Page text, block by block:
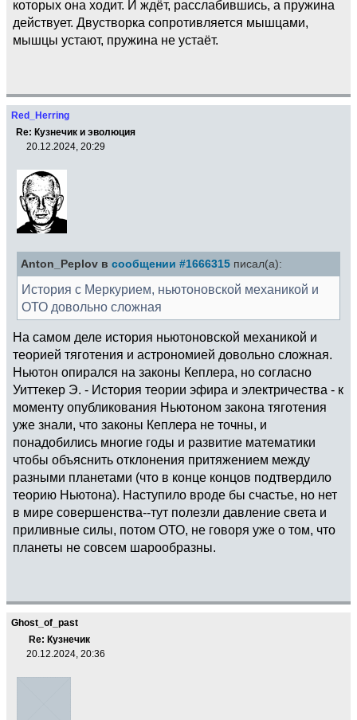
которых она ходит. И ждёт, расслабившись, а пружина
действует. Двустворка сопротивляется мышцами,
мышцы устают, пружина не устаёт.
Red_Herring
Re: Кузнечик и эволюция
20.12.2024, 20:29
Anton_Peplov в сообщении #1666315 писал(а):
История с Меркурием, ньютоновской механикой и
ОТО довольно сложная
На самом деле история ньютоновской механикой и
теорией тяготения и астрономией довольно сложная.
Ньютон опирался на законы Кеплера, но согласно
Уиттекер Э. - История теории эфира и электричества - к
моменту опубликования Ньютоном закона тяготения
уже знали, что законы Кеплера не точны, и
понадобились многие годы и развитие математики
чтобы объяснить отклонения притяжением между
разными планетами (что в конце концов подтвердило
теорию Ньютона). Наступило вроде бы счастье, но нет
в мире совершенства--тут полезли давление света и
приливные силы, потом ОТО, не говоря уже о том, что
планеты не совсем шарообразны.
Ghost_of_past
Re: Кузнечик
20.12.2024, 20:36